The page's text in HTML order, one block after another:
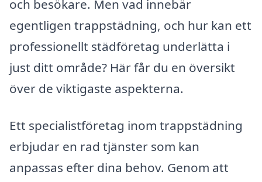
och besökare. Men vad innebär
egentligen trappstädning, och hur kan ett
professionellt städföretag underlätta i
just ditt område? Här får du en översikt
över de viktigaste aspekterna.
Ett specialistföretag inom trappstädning
erbjudar en rad tjänster som kan
anpassas efter dina behov. Genom att